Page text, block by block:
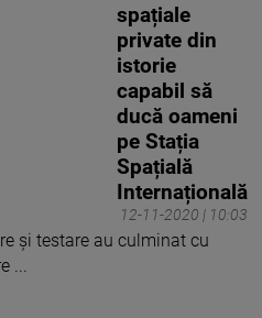
12-11-2020 | 10:03
spațiale
private din
istorie
capabil să
ducă oameni
pe Stația
Spațială
Internațională
și testare au culminat cu
...